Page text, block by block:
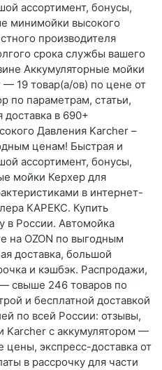
ассортимент, бонусы,
минимойки высокого
производителя
срока службы вашего
Аккумуляторные мойки
19 товар(а/ов) по цене от
по параметрам, статьи,
доставка в 690+
Давления Karcher –
ценам! Быстрая и
ассортимент, бонусы,
мойки Керхер для
в интернет-
КАРЕКС. Купить
в России. Автомойка
на OZON по выгодным
доставка, большой
и кэшбэк. Распродажи,
свыше 246 товаров по
и бесплатной доставкой
по всей России: отзывы,
Karcher с аккумулятором —
экспресс-доставка от
в рассрочку для части